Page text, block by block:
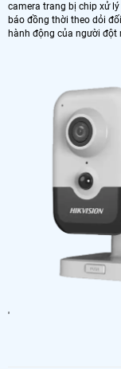
camera trang bị chip xử
báo đồng thời theo dỏi
hành động của người đột
'